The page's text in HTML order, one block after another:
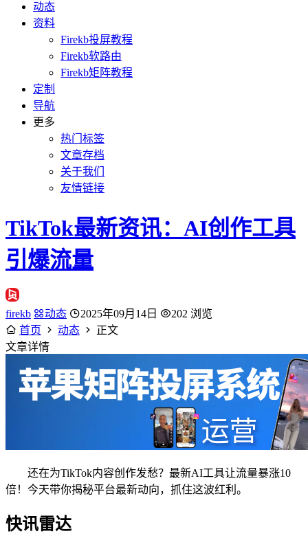
动态
资料
Firekb投屏教程
Firekb软路由
Firekb矩阵教程
定制
导航
更多
热门标签
文章存档
关于我们
友情链接
TikTok最新资讯：AI创作工具
引爆流量
firekb 动态 2025年09月14日
202 浏览
首页
动态
正文
文章详情
还在为TikTok内容创作发愁？最新AI工具让流量暴涨10
倍！今天带你揭秘平台最新动向，抓住这波红利。
快讯雷达